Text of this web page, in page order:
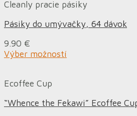
Cleanly pracie pásiky
Pásiky do umývačky, 64 dávok
9.90 €
Výber možností
Ecoffee Cup
“Whence the Fekawi” Ecoffee